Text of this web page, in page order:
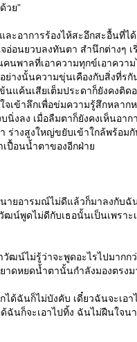
วย”
ละอาการร้องไห้สะอึกสะอื้นที่ไ
อ่อนยวบลงทันตา สำนึกต่างๆ เ
นพาลที่เอาความทุกข์เอาควา
ย่างนั้นความขุ่นเคืองกับสิ่งที่รกั
นแค้นเสียเต็มประดาก็ยังคงติด
จเข้าลึกเพื่อข่มความรู้สึกหลาก
นิ่งลง เมื่อลืมตาก็ยังคงเห็นอา
ร่างสูงใหญ่ขยับเข้าใกล้พร้อมกั
ปื้อนน้ำตาของอีกฝ่าย
ายอารมณ์ไม่ดีแล้วก็มาลงกับฉั
ฒน์พูดไม่ดีกับเธอนั้นเป็นเพราะ
วัฒน์ไม่รู้ว่าจะพูดอะไรไปมากก
าดหยดน้ำตานั้นกำลังมองตรงม
ได้ฉันก็ไม่บังคับ เดี๋ยวฉันจะเอ
ฉันก็จะเอาไปทิ้ง ฉันไม่ฝืนใจน